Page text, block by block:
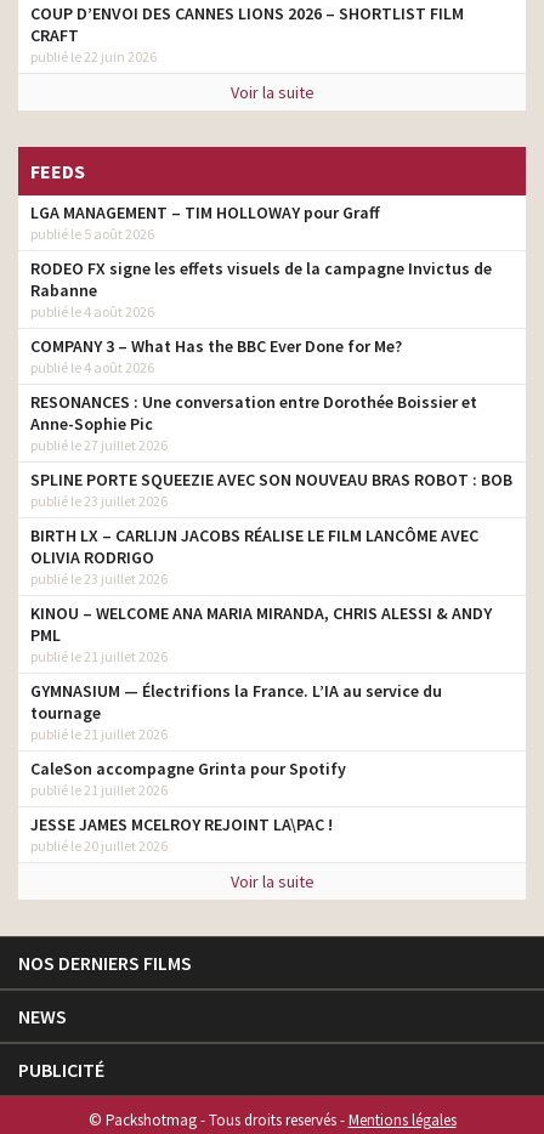
COUP D’ENVOI DES CANNES LIONS 2026 – SHORTLIST FILM
CRAFT
publié le 22 juin 2026
Voir la suite
FEEDS
LGA MANAGEMENT – TIM HOLLOWAY pour Graff
publié le 5 août 2026
RODEO FX signe les effets visuels de la campagne Invictus de
Rabanne
publié le 4 août 2026
COMPANY 3 – What Has the BBC Ever Done for Me?
publié le 4 août 2026
RESONANCES : Une conversation entre Dorothée Boissier et
Anne-Sophie Pic
publié le 27 juillet 2026
SPLINE PORTE SQUEEZIE AVEC SON NOUVEAU BRAS ROBOT : BOB
publié le 23 juillet 2026
BIRTH LX – CARLIJN JACOBS RÉALISE LE FILM LANCÔME AVEC
OLIVIA RODRIGO
publié le 23 juillet 2026
KINOU – WELCOME ANA MARIA MIRANDA, CHRIS ALESSI & ANDY
PML
publié le 21 juillet 2026
GYMNASIUM — Électrifions la France. L’IA au service du
tournage
publié le 21 juillet 2026
CaleSon accompagne Grinta pour Spotify
publié le 21 juillet 2026
JESSE JAMES MCELROY REJOINT LA\PAC !
publié le 20 juillet 2026
Voir la suite
NOS DERNIERS FILMS
NEWS
PUBLICITÉ
© Packshotmag - Tous droits reservés -Mentions légales